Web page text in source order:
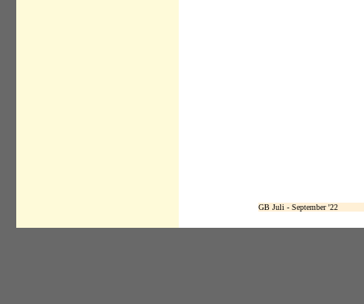
GB Juli - September '22